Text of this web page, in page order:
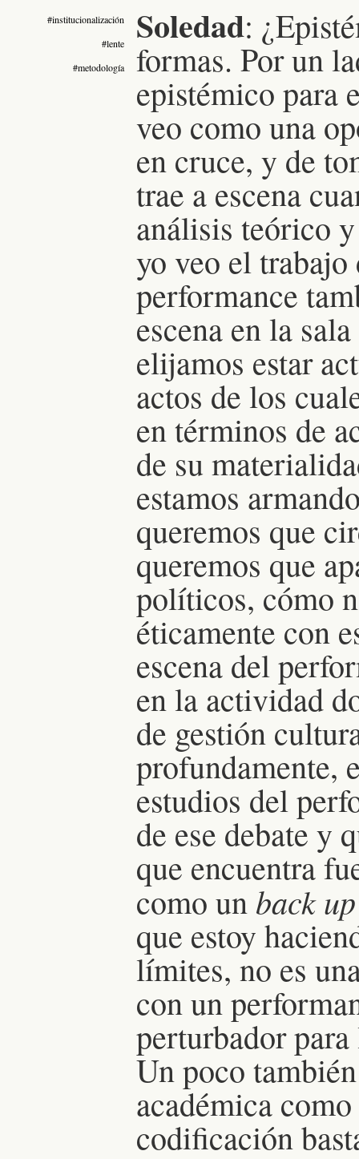
Soledad:
#institucionalización
#lente
#metodología
formas. Por un
epistémico para
veo como una
en cruce, y de
trae a escena
análisis teórico
yo veo el trabajo
performance
escena en la
elijamos estar
actos de los
en términos de
de su
estamos
queremos que
queremos que
políticos, cómo
éticamente con
escena del
en la actividad
de gestión
profundamente,
estudios del
de ese debate y
que encuentra
como un back up
que estoy
límites, no es
con un
perturbador
Un poco
académica
codificación